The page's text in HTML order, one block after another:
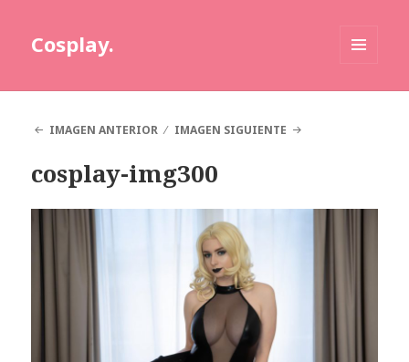
Cosplay.
IMAGEN ANTERIOR
IMAGEN SIGUIENTE
cosplay-img300